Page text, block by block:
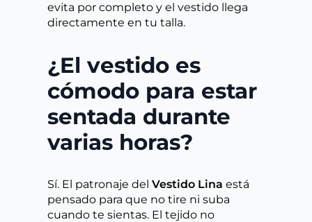
evita por completo y el vestido llega
directamente en tu talla.
¿El vestido es
cómodo para estar
sentada durante
varias horas?
Sí. El patronaje del Vestido Lina está
pensado para que no tire ni suba
cuando te sientas. El tejido no